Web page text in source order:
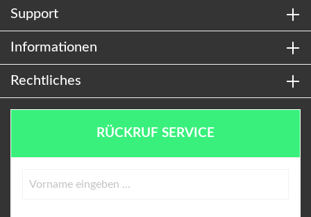
Support
Informationen
Rechtliches
RÜCKRUF SERVICE